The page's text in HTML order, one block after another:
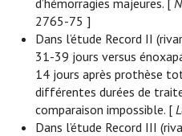
d’hémorragies majeures. [
2765-75 ]
Dans l’étude Record II
31-39 jours versus
14 jours après prothèse
différentes durées de
comparaison impossible. [
Dans l’étude Record III